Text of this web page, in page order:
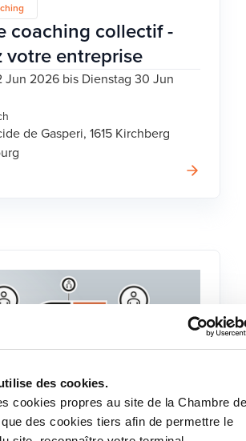
des cookies.
cookies propres au site de la Chambre de
des cookies tiers afin de permettre le
coaching collectif -
votre entreprise
Jun 2026 bis Dienstag 30 Jun
de Gasperi, 1615 Kirchberg